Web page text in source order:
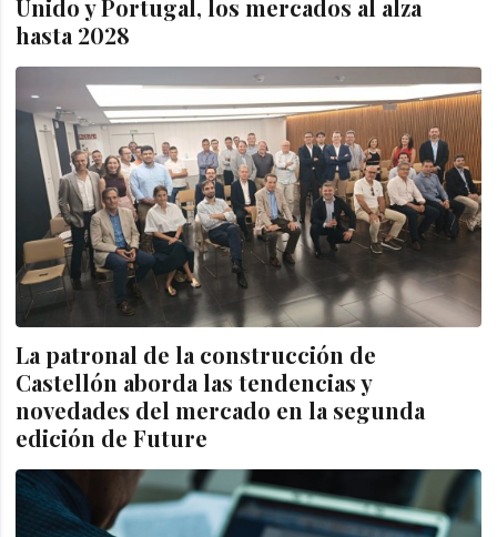
Unido y Portugal, los mercados al alza
hasta 2028
La patronal de la construcción de
Castellón aborda las tendencias y
novedades del mercado en la segunda
edición de Future